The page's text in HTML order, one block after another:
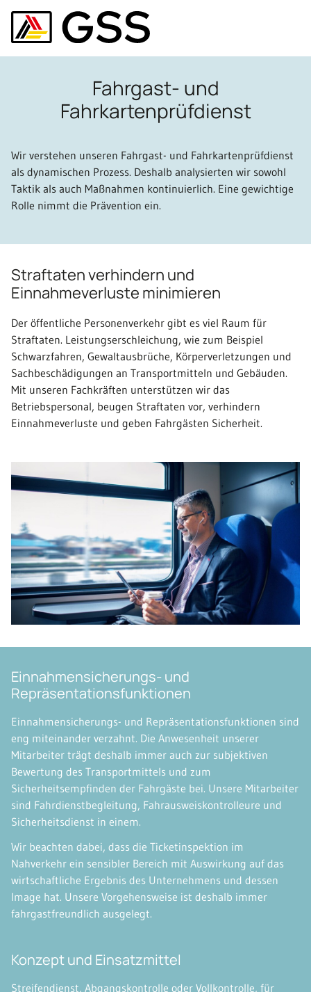
Fahrgast- und
Fahrkartenprüfdienst
Wir verstehen unseren Fahrgast- und Fahrkartenprüfdienst
als dynamischen Prozess. Deshalb analysierten wir sowohl
Taktik als auch Maßnahmen kontinuierlich. Eine gewichtige
Rolle nimmt die Prävention ein.
Straftaten verhindern und
Einnahmeverluste minimieren
Der öffentliche Personenverkehr gibt es viel Raum für
Straftaten. Leistungserschleichung, wie zum Beispiel
Schwarzfahren, Gewaltausbrüche, Körperverletzungen und
Sachbeschädigungen an Transportmitteln und Gebäuden.
Mit unseren Fachkräften unterstützen wir das
Betriebspersonal, beugen Straftaten vor, verhindern
Einnahmeverluste und geben Fahrgästen Sicherheit.
Einnahmensicherungs- und
Repräsentationsfunktionen
Einnahmensicherungs- und Repräsentationsfunktionen sind
eng miteinander verzahnt. Die Anwesenheit unserer
Mitarbeiter trägt deshalb immer auch zur subjektiven
Bewertung des Transportmittels und zum
Sicherheitsempfinden der Fahrgäste bei. Unsere Mitarbeiter
sind Fahrdienstbegleitung, Fahrausweiskontrolleure und
Sicherheitsdienst in einem.
Wir beachten dabei, dass die Ticketinspektion im
Nahverkehr ein sensibler Bereich mit Auswirkung auf das
wirtschaftliche Ergebnis des Unternehmens und dessen
Image hat. Unsere Vorgehensweise ist deshalb immer
fahrgastfreundlich ausgelegt.
Konzept und Einsatzmittel
Streifendienst, Abgangskontrolle oder Vollkontrolle, für